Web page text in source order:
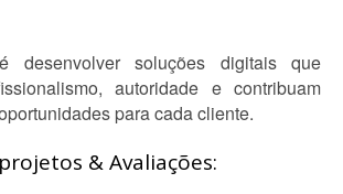
desenvolver soluções digitais que
autoridade e contribuam
para cada cliente.
& Avaliações: